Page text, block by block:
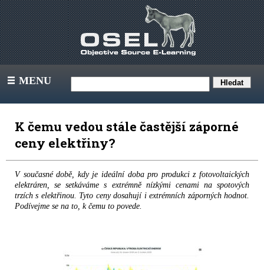
III MENU
K čemu vedou stále častější záporné
ceny elektřiny?
V současné době, kdy je ideální doba pro produkci z fotovoltaických
elektráren, se setkáváme s extrémně nízkými cenami na spotových
trzích s elektřinou. Tyto ceny dosahují i extrémních záporných hodnot.
Podívejme se na to, k čemu to povede.